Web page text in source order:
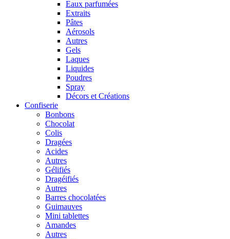
Eaux parfumées
Extraits
Pâtes
Aérosols
Autres
Gels
Laques
Liquides
Poudres
Spray
Décors et Créations
Confiserie
Bonbons
Chocolat
Colis
Dragées
Acides
Autres
Gélifiés
Dragéifiés
Autres
Barres chocolatées
Guimauves
Mini tablettes
Amandes
Autres